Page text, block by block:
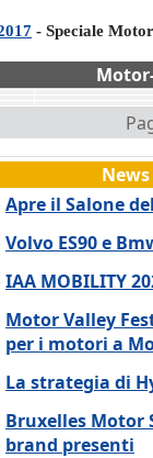
- Speciale
Apre il Salone
Volvo ES90 e
IAA MOBILITY
Motor Valley
per i motori a
La strategia di
Bruxelles Motor
brand presenti